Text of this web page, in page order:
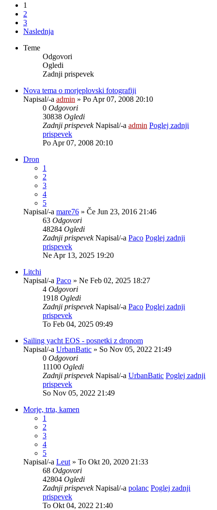
1
2
3
Naslednja
Teme
Odgovori
Ogledi
Zadnji prispevek
Nova tema o morjeplovski fotografiji
Napisal/-a admin » Po Apr 07, 2008 20:10
0 Odgovori
30838 Ogledi
Zadnji prispevekNapisal/-a admin Poglej zadnji
prispevek
Po Apr 07, 2008 20:10
Dron
1
2
3
4
5
Napisal/-a mare76 » Če Jun 23, 2016 21:46
63 Odgovori
48284 Ogledi
Zadnji prispevekNapisal/-a Paco Poglej zadnji
prispevek
Ne Apr 13, 2025 19:20
Litchi
Napisal/-a Paco » Ne Feb 02, 2025 18:27
4 Odgovori
1918 Ogledi
Zadnji prispevekNapisal/-a Paco Poglej zadnji
prispevek
To Feb 04, 2025 09:49
Sailing yacht EOS - posnetki z dronom
Napisal/-a UrbanBatic » So Nov 05, 2022 21:49
0 Odgovori
11100 Ogledi
Zadnji prispevekNapisal/-a UrbanBatic Poglej zadnji
prispevek
So Nov 05, 2022 21:49
Morje, trta, kamen
1
2
3
4
5
Napisal/-a Leut » To Okt 20, 2020 21:33
68 Odgovori
42804 Ogledi
Zadnji prispevekNapisal/-a polanc Poglej zadnji
prispevek
To Okt 04, 2022 21:40